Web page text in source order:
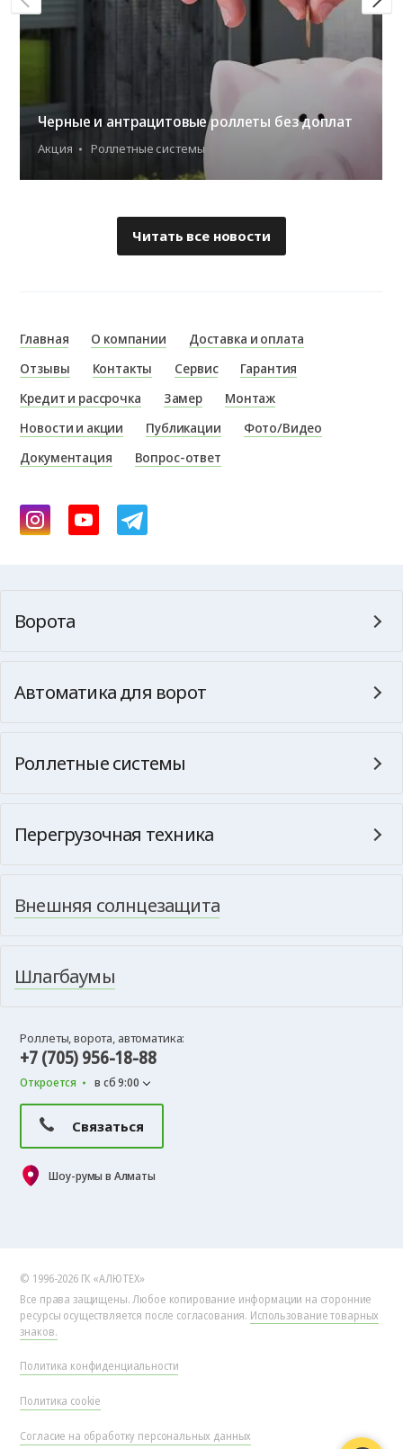
Черные и антрацитовые роллеты без доплат
Акция Роллетные системы
Читать все новости
Главная О компании
Доставка и оплата
Отзывы
Контакты Сервис
Гарантия
Кредит и рассрочка
Замер
Монтаж
Новости и акции
Публикации
Фото/Видео
Документация
Вопрос-ответ
Ворота
Автоматика для ворот
Роллетные системы
Перегрузочная техника
Внешняя солнцезащита
Шлагбаумы
Роллеты, ворота, автоматика:
+7 (705) 956-18-88
Откроется в сб 9:00
Связаться
Шоу-румы в Алматы
© 1996-2026 ГК «АЛЮТЕХ»
Все права защищены. Любое копирование информации на сторонние
ресурсы осуществляется после согласования. Использование товарных
знаков.
Политика конфиденциальности
Политика cookie
Согласие на обработку персональных данных